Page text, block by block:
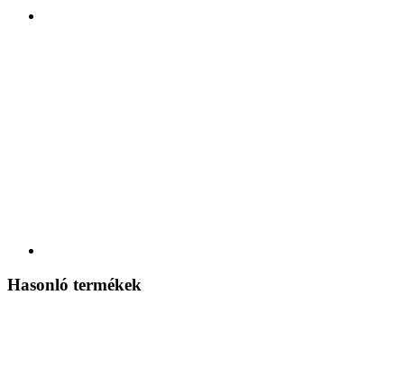
Hasonló termékek